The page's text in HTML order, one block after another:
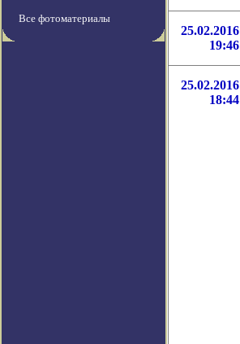
Все фотоматериалы
25.02.2016
19:46
25.02.2016
18:44